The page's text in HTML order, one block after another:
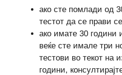
ако сте помлади од
тестот да се прави
ако имате 30 години
веќе сте имале три
тестови во текот на
години,